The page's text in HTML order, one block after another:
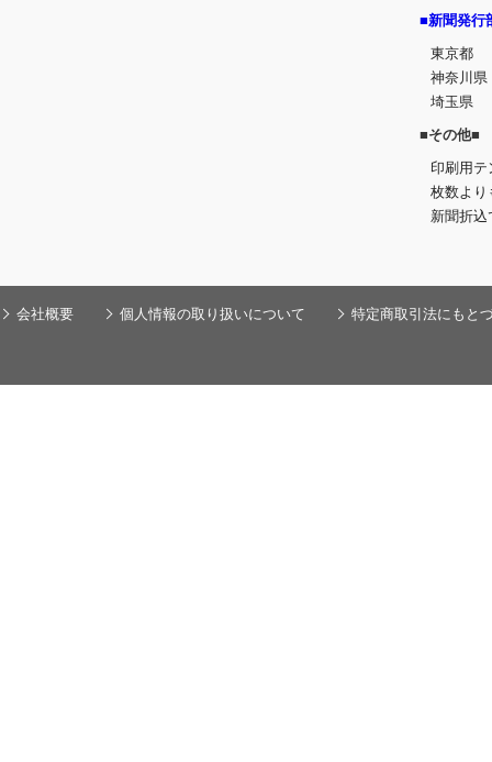
■新聞発行
東京都
神奈川県
埼玉県
■その他■
印刷用テ
枚数より
新聞折込
会社概要 個人情報の取り扱いについて 特定商取引法にもと